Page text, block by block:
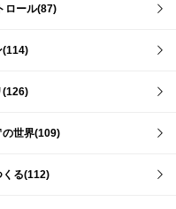
ロール(87)
(114)
(126)
世界(109)
くる(112)